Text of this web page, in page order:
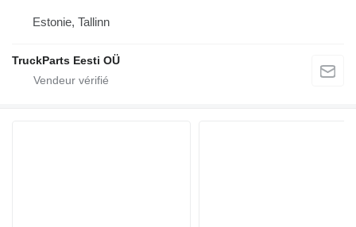
Estonie, Tallinn
TruckParts Eesti OÜ